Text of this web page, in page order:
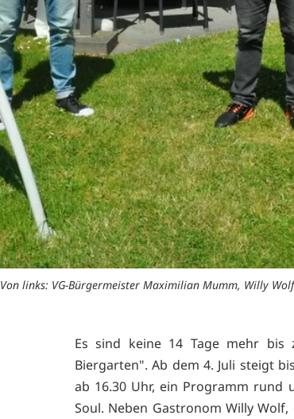
Von links: VG-Bürgermeister Maximilian Mumm, Willy
Es sind keine 14 Tage mehr bis
Biergarten". Ab dem 4. Juli steigt
ab 16.30 Uhr, ein Programm rund
Soul. Neben Gastronom Willy